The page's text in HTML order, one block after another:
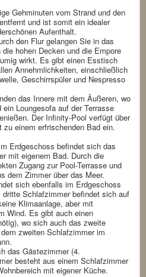
Gehminuten vom Strand und den
und ist somit ein idealer
Aufenthalt.
den Flur gelangen Sie in das
hohen Decken und die Empore
wirkt. Es gibt einen Esstisch
Annehmlichkeiten, einschließlich
Geschirrspüler und Nespresso
das Innere mit dem Äußeren, wo
Loungesofa auf der Terrasse
Der Infinity-Pool verfügt über
zu einem erfrischenden Bad ein.
Erdgeschoss befindet sich das
mit eigenem Bad. Durch die
Zugang zur Pool-Terrasse und
dem Zimmer über das Meer.
sich ebenfalls im Erdgeschoss
Schlafzimmer befindet sich auf
Klimaanlage, aber mit
Wind. Es gibt auch einen
wo sich auch das zweite
zweiten Schlafzimmer im
das Gästezimmer (4.
besteht aus einem Schlafzimmer
mit eigener Küche.